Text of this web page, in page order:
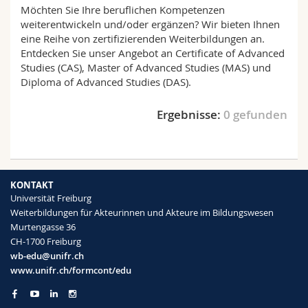
Math.-Nat. und Med. Fak.
Interfakultär
Mitarbeitende
Doktorierende
Webmail
Vorlesungsverzeichnis
MyUnifr
Möchten Sie Ihre beruflichen Kompetenzen
weiterentwickeln und/oder ergänzen? Wir bieten Ihnen
eine Reihe von zertifizierenden Weiterbildungen an.
Entdecken Sie unser Angebot an Certificate of Advanced
Studies (CAS), Master of Advanced Studies (MAS) und
Diploma of Advanced Studies (DAS).
Ergebnisse: 0 gefunden
KONTAKT
Universität Freiburg
Weiterbildungen für Akteurinnen und Akteure im Bildungswesen
Murtengasse 36
CH-1700 Freiburg
wb-edu@unifr.ch
www.unifr.ch/formcont/edu